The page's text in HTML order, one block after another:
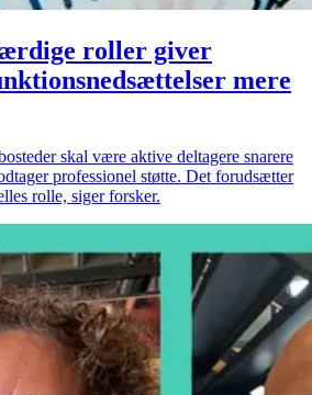
roller giver
mere
skal være aktive deltagere snarere
professionel støtte. Det forudsætter
rolle, siger forsker.